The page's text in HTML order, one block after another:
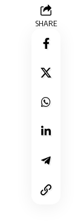
SHARE